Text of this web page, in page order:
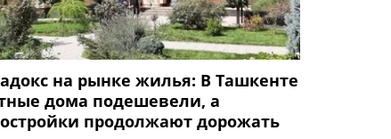
на рынке жилья: В Ташкенте
дома подешевели, а
продолжают дорожать